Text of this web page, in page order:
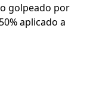
gol­pea­do por
apli­ca­do a